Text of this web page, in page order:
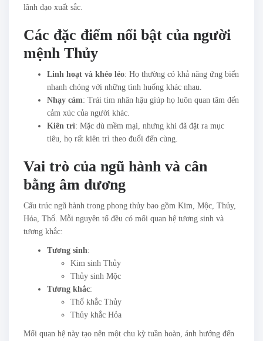
lãnh đạo xuất sắc.
Các đặc điểm nổi bật của người
mệnh Thủy
Linh hoạt và khéo léo: Họ thường có khả năng ứng biến
nhanh chóng với những tình huống khác nhau.
Nhạy cảm: Trái tim nhân hậu giúp họ luôn quan tâm đến
cảm xúc của người khác.
Kiên trì: Mặc dù mềm mại, nhưng khi đã đặt ra mục
tiêu, họ rất kiên trì theo đuổi đến cùng.
Vai trò của ngũ hành và cân
bằng âm dương
Cấu trúc ngũ hành trong phong thủy bao gồm Kim, Mộc, Thủy,
Hỏa, Thổ. Mỗi nguyên tố đều có mối quan hệ tương sinh và
tương khắc:
Tương sinh:
Kim sinh Thủy
Thủy sinh Mộc
Tương khắc:
Thổ khắc Thủy
Thủy khắc Hỏa
Mối quan hệ này tạo nên một chu kỳ tuần hoàn, ảnh hưởng đến